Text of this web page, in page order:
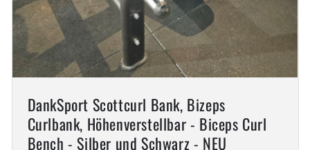
DankSport Scottcurl Bank, Bizeps
Curlbank, Höhenverstellbar - Biceps Curl
Bench - Silber und Schwarz - NEU